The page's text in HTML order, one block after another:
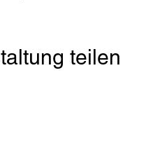
teilen